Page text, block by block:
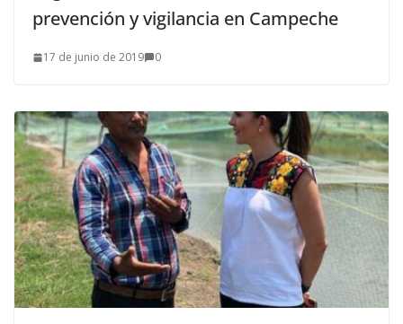
prevención y vigilancia en Campeche
17 de junio de 2019 0